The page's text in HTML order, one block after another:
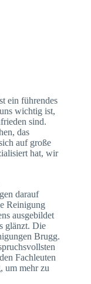
ein führendes
wichtig ist,
sind.
das
auf große
hat, wir
darauf
Reinigung
ausgebildet
glänzt. Die
Brugg.
Fachleuten
um mehr zu